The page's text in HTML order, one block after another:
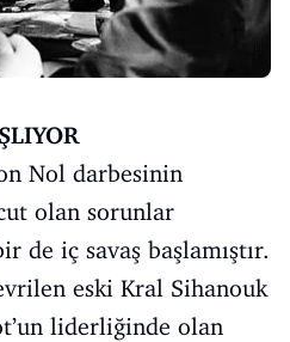
Nol darbesinin
olan sorunlar
de iç savaş başlamıştır.
eski Kral Sihanouk
liderliğinde olan